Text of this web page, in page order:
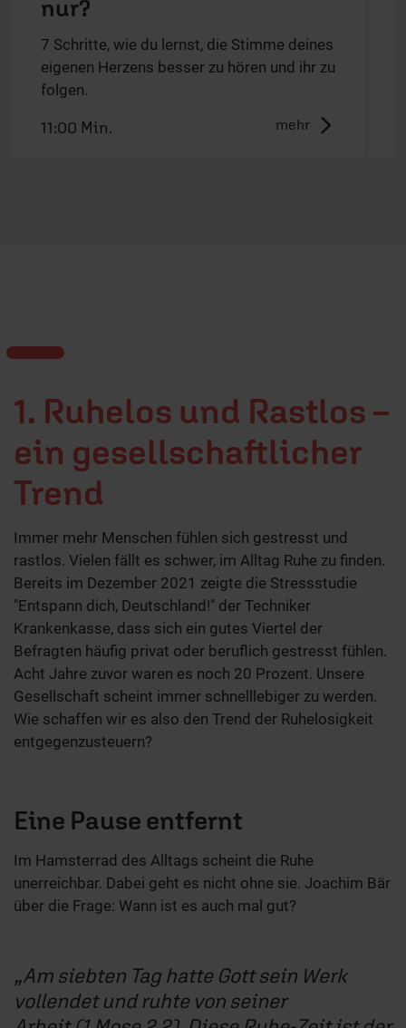
nur?
7 Schritte, wie du lernst, die Stimme deines
eigenen Herzens besser zu hören und ihr zu
folgen.
mehr
11:00 Min.
1. Ruhelos und Rastlos –
ein gesellschaftlicher
Trend
Immer mehr Menschen fühlen sich gestresst und
rastlos. Vielen fällt es schwer, im Alltag Ruhe zu finden.
Bereits im Dezember 2021 zeigte die Stressstudie
"Entspann dich, Deutschland!" der Techniker
Krankenkasse, dass sich ein gutes Viertel der
Befragten häufig privat oder beruflich gestresst fühlen.
Acht Jahre zuvor waren es noch 20 Prozent. Unsere
Gesellschaft scheint immer schnelllebiger zu werden.
Wie schaffen wir es also den Trend der Ruhelosigkeit
entgegenzusteuern?
Eine Pause entfernt
Im Hamsterrad des Alltags scheint die Ruhe
unerreichbar. Dabei geht es nicht ohne sie. Joachim Bär
über die Frage: Wann ist es auch mal gut?
Am siebten Tag hatte Gott sein Werk
vollendet und ruhte von seiner